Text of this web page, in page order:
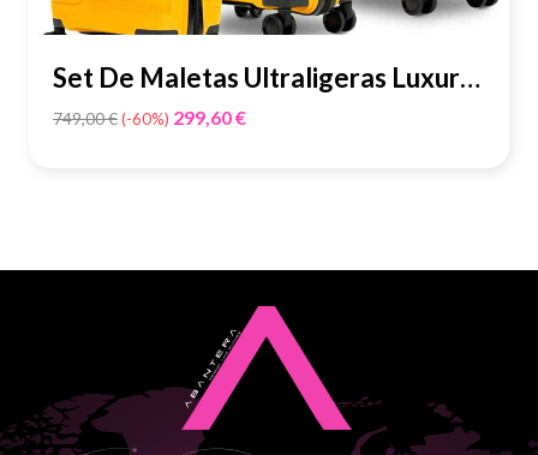
Masters of Linen 100% Made Europe
Global Organic Textile Standard GOTS
Responsible Woods Standards
Set De Maletas Ultraligeras Luxury
- Grafeno...
Precio
749,00 € -60% 299,60 €